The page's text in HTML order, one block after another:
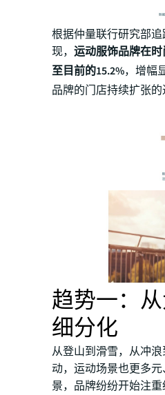
根据仲量联行研究部
现，运动服饰品牌在
至目前的15.2%，增幅
品牌的门店持续扩张的
趋势一：
细分化
从登山到滑雪，从冲
动，运动场景也更多
景，品牌纷纷开始注